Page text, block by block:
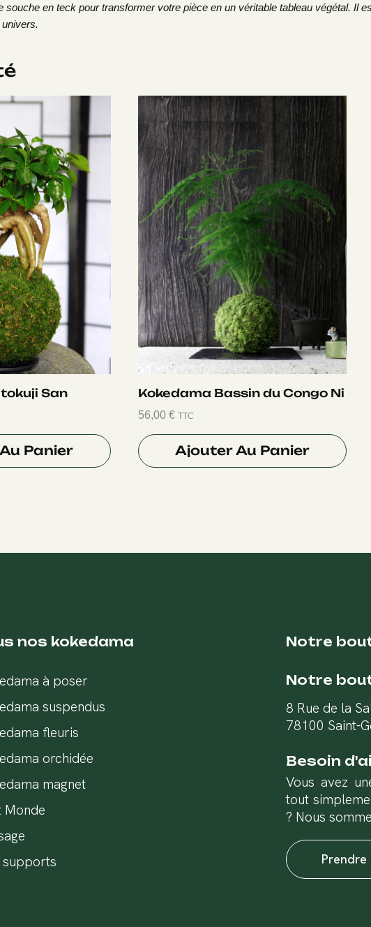
en teck pour transformer votre pièce en un véritable tableau végétal. Il
San
Panier
Kokedama Bassin du Congo Ni
56,00 € TTC
Ajouter Au Panier
nos kokedama
à poser
suspendus
fleuris
orchidée
magnet
Monde
supports
Notre
Notre
8 Rue de la
78100 Saint-
Besoin
Vous avez
tout
? Nous